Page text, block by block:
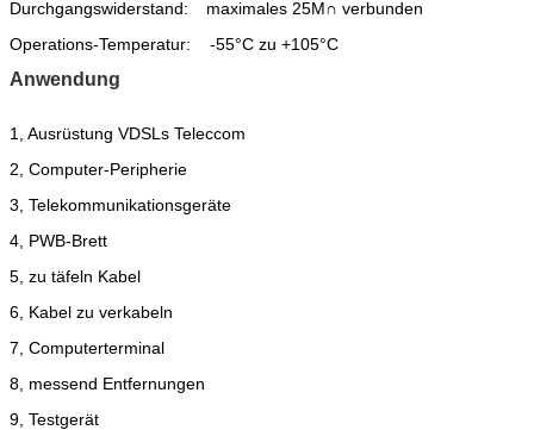
Durchgangswiderstand:
maximales 25M∩ verbunden
Operations-Temperatur:
-55°C zu +105°C
Anwendung
1, Ausrüstung VDSLs Teleccom
2, Computer-Peripherie
3, Telekommunikationsgeräte
4, PWB-Brett
5, zu täfeln Kabel
6, Kabel zu verkabeln
7, Computerterminal
8, messend Entfernungen
9, Testgerät